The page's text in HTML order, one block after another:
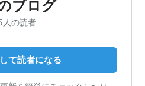
ブログ
人の読者
て読者になる